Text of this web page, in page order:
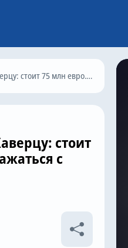
придется сражаться с «Арсеналом»
стоит
с